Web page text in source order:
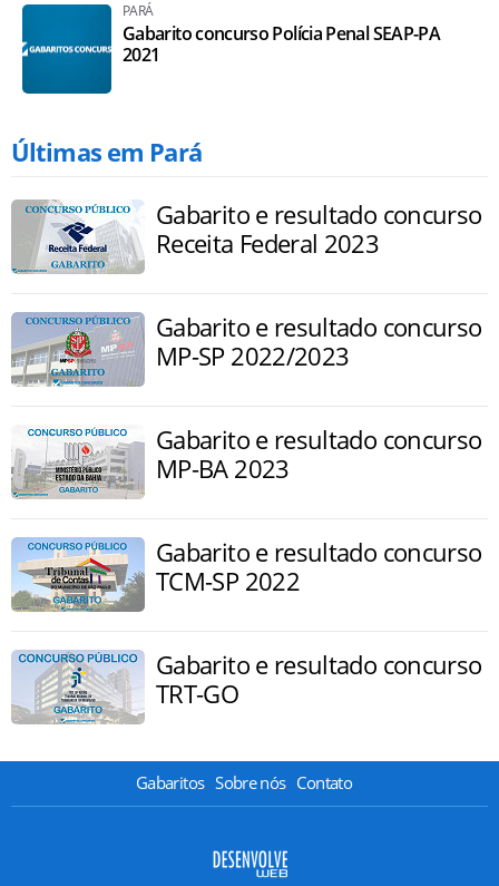
PARÁ
Gabarito concurso Polícia Penal SEAP-PA
2021
Últimas em Pará
Gabarito e resultado concurso
Receita Federal 2023
Gabarito e resultado concurso
MP-SP 2022/2023
Gabarito e resultado concurso
MP-BA 2023
Gabarito e resultado concurso
TCM-SP 2022
Gabarito e resultado concurso
TRT-GO
Gabaritos Sobre nós Contato